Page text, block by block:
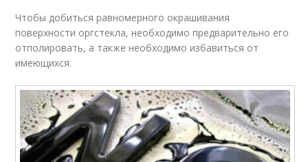
Чтобы добиться равномерного окрашивания
поверхности оргстекла, необходимо предварительно его
отполировать, а также необходимо избавиться от
имеющихся.